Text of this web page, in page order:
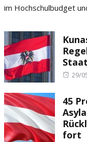
im Hochschulbudget
29/
45
fort